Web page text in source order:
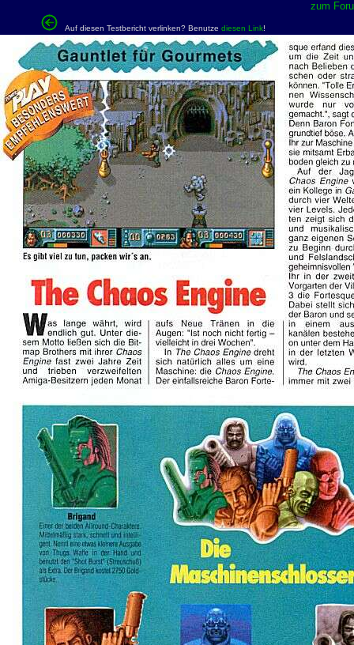
zum
Auf diesen Testbericht verlinken? Benutze diesen Link!